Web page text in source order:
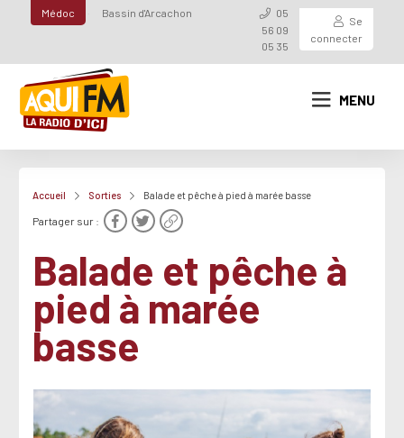
Médoc Bassin d'Arcachon
05
56 09
05 35
Se
connecter
MENU
Accueil Sorties Balade et pêche à pied à marée basse
Partager sur :
Balade et pêche à
pied à marée
basse